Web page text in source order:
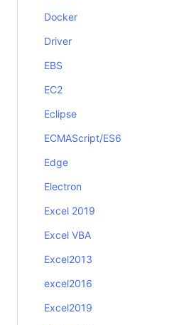
Docker
Driver
EBS
EC2
Eclipse
ECMAScript/ES6
Edge
Electron
Excel 2019
Excel VBA
Excel2013
excel2016
Excel2019